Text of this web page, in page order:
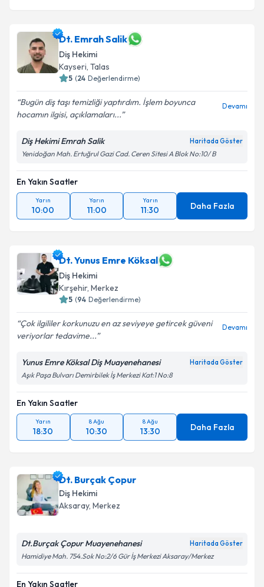
Dt. Emrah Salik
Diş Hekimi
Kayseri, Talas
5 (24 Değerlendirme)
Bugün diş taşı temizliği yaptırdım. İşlem boyunca
hocamın ilgisi, açıklamaları...
Devamı
Diş Hekimi Emrah Salik Haritada Göster
Yenidoğan Mah. Ertuğrul Gazi Cad. Ceren Sitesi A Blok No:10/ B
En Yakın Saatler
Yarın
10:00
Yarın
11:00
Yarın
11:30 Daha Fazla
Dt. Yunus Emre Köksal
Diş Hekimi
Kırşehir, Merkez
5 (94 Değerlendirme)
Çok ilgililer korkunuzu en az seviyeye getircek güveni
veriyorlar tedavime...
Devamı
Yunus Emre Köksal Diş Muayenehanesi Haritada Göster
Aşık Paşa Bulvarı Demirbilek İş Merkezi Kat:1 No:8
En Yakın Saatler
Yarın
18:30
8 Ağu
10:30
8 Ağu
13:30 Daha Fazla
Dt. Burçak Çopur
Diş Hekimi
Aksaray, Merkez
Dt.Burçak Çopur Muayenehanesi Haritada Göster
Hamidiye Mah. 754.Sok No:2/6 Gür İş Merkezi Aksaray/Merkez
En Yakın Saatler